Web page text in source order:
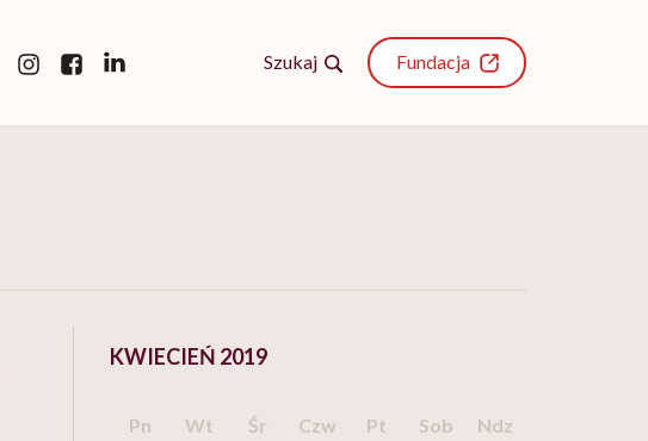
Szukaj Fundacja
KWIECIEŃ 2019
Pn Wt Śr Czw Pt Sob
Ndz